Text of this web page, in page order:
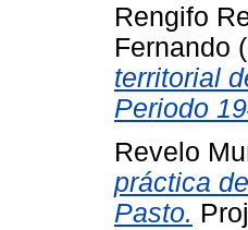
Rengifo
Fernando
territorial
Periodo
Revelo
práctica
Pasto.